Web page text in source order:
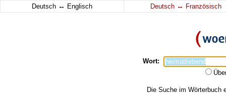
Deutsch ↔ Englisch Deutsch ↔ Französisch
Wort:
Die Suche im Wörterbuch